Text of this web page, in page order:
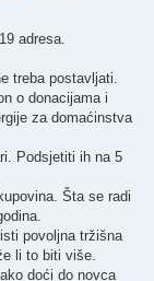
adresa.
treba postavljati.
o donacijama i
za domaćinstva
Podsjetiti ih na 5
Šta se radi
povoljna tržišna
li to biti više.
doći do novca